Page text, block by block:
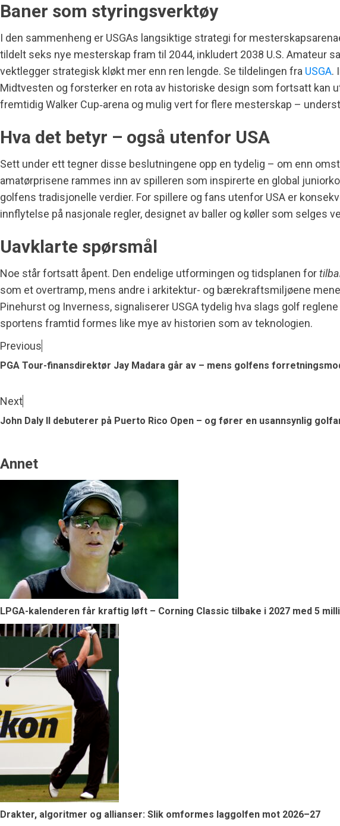
Baner som styringsverktøy
I den sammenheng er USGAs langsiktige strategi for
tildelt seks nye mesterskap fram til 2044, inkludert 2038 U.S. Amateur
vektlegger strategisk kløkt mer enn ren lengde. Se tildelingen fra USGA.
Midtvesten og forsterker en rota av historiske design som fortsatt kan
fremtidig Walker Cup‑arena og mulig vert for flere mesterskap –
Hva det betyr – også utenfor USA
Sett under ett tegner disse beslutningene opp en tydelig – om enn
amatørprisene rammes inn av spilleren som inspirerte en global
golfens tradisjonelle verdier. For spillere og fans utenfor USA er
innflytelse på nasjonale regler, designet av baller og køller som selges
Uavklarte spørsmål
Noe står fortsatt åpent. Den endelige utformingen og tidsplanen for
som et overtramp, mens andre i arkitektur- og bærekraftsmiljøene
Pinehurst og Inverness, signaliserer USGA tydelig hva slags golf
sportens framtid formes like mye av historien som av teknologien.
Previous
PGA Tour-finansdirektør Jay Madara går av – mens golfens
Next
John Daly II debuterer på Puerto Rico Open – og fører en usannsynlig
Annet
LPGA-kalenderen får kraftig løft – Corning Classic tilbake i 2027 med 5
Drakter, algoritmer og allianser: Slik omformes laggolfen mot 2026–27